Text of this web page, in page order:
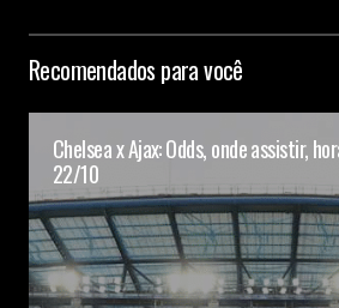
Recomendados para você
Chelsea x Ajax: Odds, onde assistir,
22/10